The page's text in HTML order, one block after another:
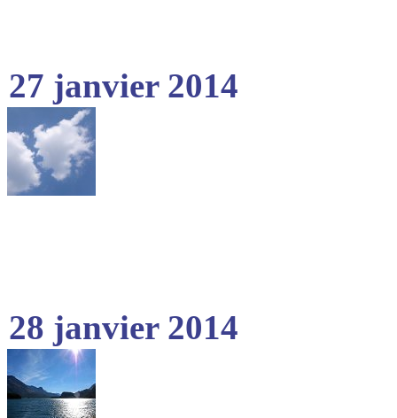
27 janvier 2014
28 janvier 2014